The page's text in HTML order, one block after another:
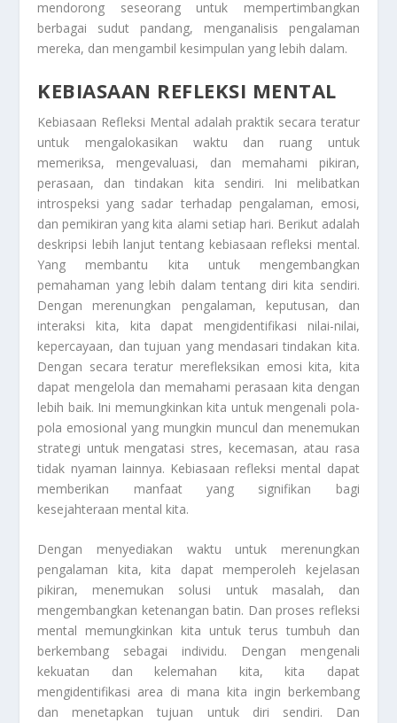
mendorong seseorang untuk mempertimbangkan
berbagai sudut pandang, menganalisis pengalaman
mereka, dan mengambil kesimpulan yang lebih dalam.
KEBIASAAN REFLEKSI MENTAL
Kebiasaan Refleksi Mental adalah praktik secara teratur
untuk mengalokasikan waktu dan ruang untuk
memeriksa, mengevaluasi, dan memahami pikiran,
perasaan, dan tindakan kita sendiri. Ini melibatkan
introspeksi yang sadar terhadap pengalaman, emosi,
dan pemikiran yang kita alami setiap hari. Berikut adalah
deskripsi lebih lanjut tentang kebiasaan refleksi mental.
Yang membantu kita untuk mengembangkan
pemahaman yang lebih dalam tentang diri kita sendiri.
Dengan merenungkan pengalaman, keputusan, dan
interaksi kita, kita dapat mengidentifikasi nilai-nilai,
kepercayaan, dan tujuan yang mendasari tindakan kita.
Dengan secara teratur merefleksikan emosi kita, kita
dapat mengelola dan memahami perasaan kita dengan
lebih baik. Ini memungkinkan kita untuk mengenali pola-
pola emosional yang mungkin muncul dan menemukan
strategi untuk mengatasi stres, kecemasan, atau rasa
tidak nyaman lainnya. Kebiasaan refleksi mental dapat
memberikan manfaat yang signifikan bagi
kesejahteraan mental kita.
Dengan menyediakan waktu untuk merenungkan
pengalaman kita, kita dapat memperoleh kejelasan
pikiran, menemukan solusi untuk masalah, dan
mengembangkan ketenangan batin. Dan proses refleksi
mental memungkinkan kita untuk terus tumbuh dan
berkembang sebagai individu. Dengan mengenali
kekuatan dan kelemahan kita, kita dapat
mengidentifikasi area di mana kita ingin berkembang
dan menetapkan tujuan untuk diri sendiri. Dan